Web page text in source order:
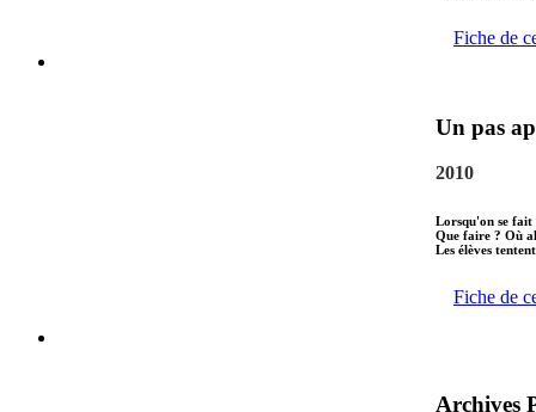
Fiche de
Un pas
2010
Lorsqu'on se fait
Que faire ? Où
Les élèves
Fiche de
Archives